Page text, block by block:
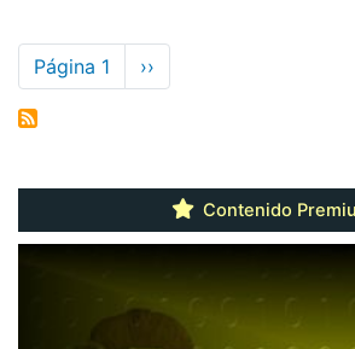
Paginación
Página 1
Siguiente
página
››
Contenido